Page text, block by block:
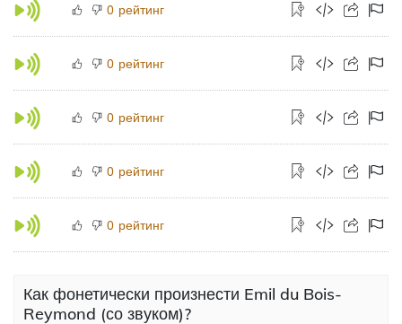
0 рейтинг
0 рейтинг
0 рейтинг
0 рейтинг
0 рейтинг
Как фонетически произнести Emil du Bois-
Reymond (со звуком)?